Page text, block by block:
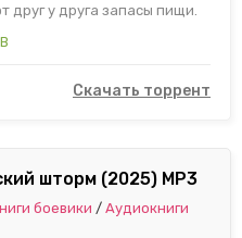
друг у друга запасы пищи.
Скачать торрент
шторм (2025) MP3
боевики / Аудиокниги